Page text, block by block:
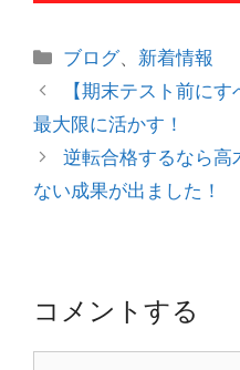
カ
テ
リ
ー
ブログ、 新着情報
投
稿
ゲ
ン
【期末テスト前に
最大限に活かす！
逆転合格するなら高
ない成果が出ました！
コメントする